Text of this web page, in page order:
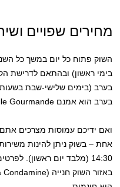
מחירים שפויים
בערב הוא אמנם Halle Gourmande, אבל מדובר באותו השוק בדיוק.
ואם ידיכם עמוסות מצרכים